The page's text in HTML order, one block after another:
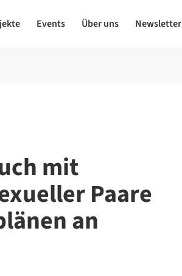
Events Über uns Newsletter
mit
Paare
an